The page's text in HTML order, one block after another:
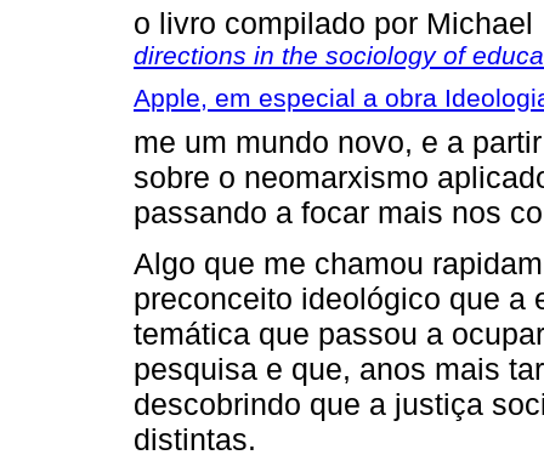
o livro compilado por Michael
directions in the sociology of
Apple, em especial a obra
me um mundo novo, e a
sobre o neomarxismo
passando a focar mais nos
Algo que me chamou
preconceito ideológico que a
temática que passou a
pesquisa e que, anos mais
descobrindo que a justiça
distintas.